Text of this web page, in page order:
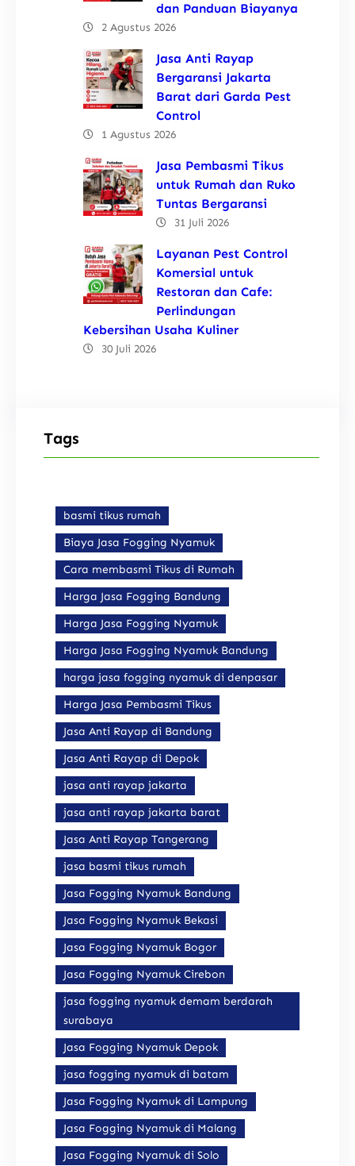
dan Panduan Biayanya
2 Agustus 2026
Jasa Anti Rayap
Bergaransi Jakarta
Barat dari Garda Pest
Control
1 Agustus 2026
Jasa Pembasmi Tikus
untuk Rumah dan Ruko
Tuntas Bergaransi
31 Juli 2026
Layanan Pest Control
Komersial untuk
Restoran dan Cafe:
Perlindungan
Kebersihan Usaha Kuliner
30 Juli 2026
Tags
basmi tikus rumah
Biaya Jasa Fogging Nyamuk
Cara membasmi Tikus di Rumah
Harga Jasa Fogging Bandung
Harga Jasa Fogging Nyamuk
Harga Jasa Fogging Nyamuk Bandung
harga jasa fogging nyamuk di denpasar
Harga Jasa Pembasmi Tikus
Jasa Anti Rayap di Bandung
Jasa Anti Rayap di Depok
jasa anti rayap jakarta
jasa anti rayap jakarta barat
Jasa Anti Rayap Tangerang
jasa basmi tikus rumah
Jasa Fogging Nyamuk Bandung
Jasa Fogging Nyamuk Bekasi
Jasa Fogging Nyamuk Bogor
Jasa Fogging Nyamuk Cirebon
jasa fogging nyamuk demam berdarah
surabaya
Jasa Fogging Nyamuk Depok
jasa fogging nyamuk di batam
Jasa Fogging Nyamuk di Lampung
Jasa Fogging Nyamuk di Malang
Jasa Fogging Nyamuk di Solo